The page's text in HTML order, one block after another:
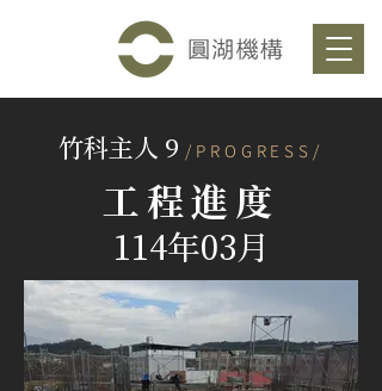
竹科主人 9 /PROGRESS/
工程進度
114年03月